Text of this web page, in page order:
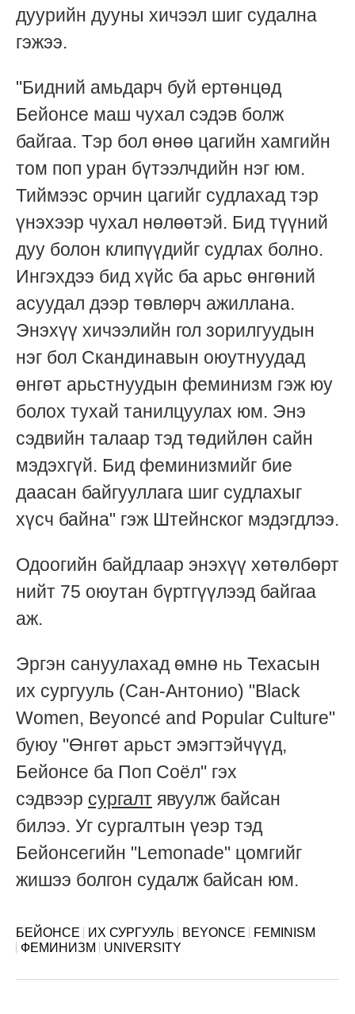
дуурийн дууны хичээл шиг судална
гэжээ.
"Бидний амьдарч буй ертөнцөд
Бейонсе маш чухал сэдэв болж
байгаа. Тэр бол өнөө цагийн хамгийн
том поп уран бүтээлчдийн нэг юм.
Тиймээс орчин цагийг судлахад тэр
үнэхээр чухал нөлөөтэй. Бид түүний
дуу болон клипүүдийг судлах болно.
Ингэхдээ бид хүйс ба арьс өнгөний
асуудал дээр төвлөрч ажиллана.
Энэхүү хичээлийн гол зорилгуудын
нэг бол Скандинавын оюутнуудад
өнгөт арьстнуудын феминизм гэж юу
болох тухай танилцуулах юм. Энэ
сэдвийн талаар тэд төдийлөн сайн
мэдэхгүй. Бид феминизмийг бие
даасан байгууллага шиг судлахыг
хүсч байна" гэж Штейнског мэдэгдлээ.
Одоогийн байдлаар энэхүү хөтөлбөрт
нийт 75 оюутан бүртгүүлээд байгаа
аж.
Эргэн сануулахад өмнө нь Техасын
их сургууль (Сан-Антонио) "Black
Women, Beyoncé and Popular Culture"
буюу "Өнгөт арьст эмэгтэйчүүд,
Бейонсе ба Поп Соёл" гэх
сэдвээр сургалт явуулж байсан
билээ. Уг сургалтын үеэр тэд
Бейонсегийн "Lemonade" цомгийг
жишээ болгон судалж байсан юм.
БЕЙОНСЕ ИХ СУРГУУЛЬ BEYONCE
FEMINISM
ФЕМИНИЗМ
UNIVERSITY